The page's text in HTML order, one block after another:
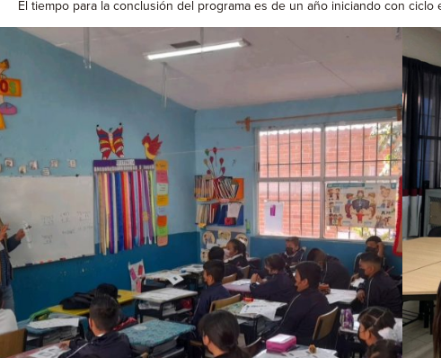
El tiempo para la conclusión del programa es de un año iniciando con ciclo